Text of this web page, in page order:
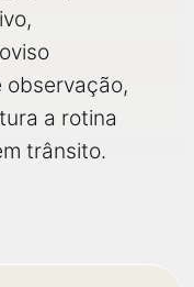
observação,
a rotina
trânsito.